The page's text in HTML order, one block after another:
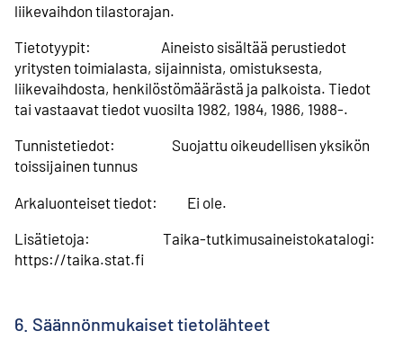
liikevaihdon tilastorajan.
Tietotyypit: Aineisto sisältää perustiedot
yritysten toimialasta, sijainnista, omistuksesta,
liikevaihdosta, henkilöstömäärästä ja palkoista. Tiedot
tai vastaavat tiedot vuosilta 1982, 1984, 1986, 1988-.
Tunnistetiedot: Suojattu oikeudellisen yksikön
toissijainen tunnus
Arkaluonteiset tiedot: Ei ole.
Lisätietoja: Taika-tutkimusaineistokatalogi:
https://taika.stat.fi
6. Säännönmukaiset tietolähteet